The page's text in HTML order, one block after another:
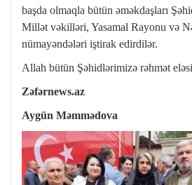
başda olmaqla bütün əməkdaşları
Millət vəkilləri, Yasamal Rayonu və
nümayəndələri iştirak edirdilər.
Allah bütün Şəhidlərimizə rəhmət
Zəfərnews.az
Aygün Məmmədova